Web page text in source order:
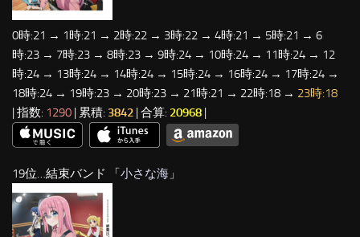
0時:21 → 1時:21 → 2時:22 → 3時:22 → 4時:21 → 5時:21 → 6
時:23 → 7時:23 → 8時:23 → 9時:24 → 10時:24 → 11時:24 → 12
時:24 → 13時:24 → 14時:24 → 15時:24 → 16時:24 → 17時:24 →
18時:24 → 19時:23 → 20時:23 → 21時:21 → 22時:18 → 23時:18
| 指数: 1290 | 累積: 3842 | 合算: 20968 |
19位…結束バンド 「小さな海 」